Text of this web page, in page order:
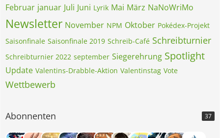
Februar januar Juli Juni Lyrik Mai März NaNoWriMo
Newsletter November NPM Oktober Pokédex-Projekt
Saisonfinale Saisonfinale 2019 Schreib-Café Schreibturnier
Schreibturnier 2022 september Siegerehrung Spotlight
Update Valentins-Drabble-Aktion Valentinstag Vote
Wettbewerb
Abonnenten 37